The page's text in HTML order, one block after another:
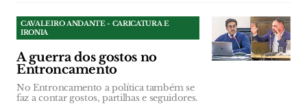
CAVALEIRO ANDANTE - CARICATURA E
IRONIA
A guerra dos gostos no
Entroncamento
No Entroncamento a política também se
faz a contar gostos, partilhas e seguidores.